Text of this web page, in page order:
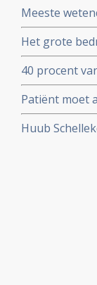
Meeste
over meer
Het grote
blootgelegd
40 procent
en vermeld
Patiënt moet
column
Huub